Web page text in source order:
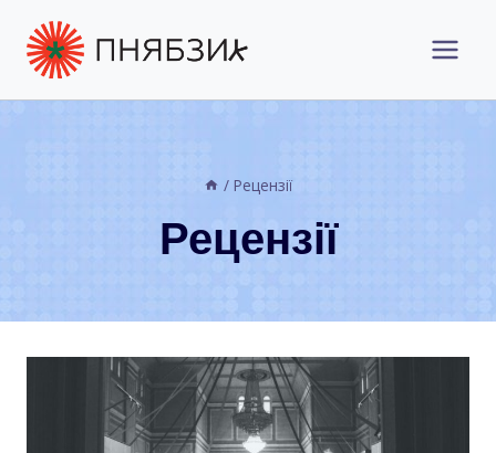
вмісту
/ Рецензії
Рецензії